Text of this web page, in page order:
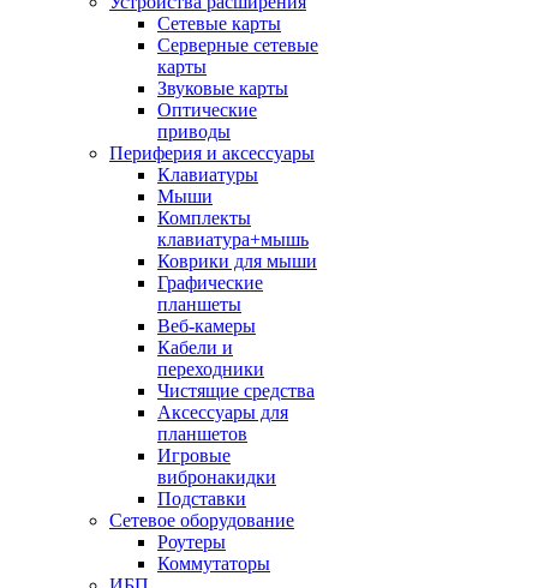
Сетевые карты
Серверные сетевые
карты
Звуковые карты
Оптические
приводы
Периферия и аксессуары
Клавиатуры
Мыши
Комплекты
клавиатура+мышь
Коврики для мыши
Графические
планшеты
Веб-камеры
Кабели и
переходники
Чистящие средства
Аксессуары для
планшетов
Игровые
вибронакидки
Подставки
Сетевое оборудование
Роутеры
Коммутаторы